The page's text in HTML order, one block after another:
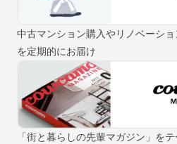
中古マンション購入やリノベーシ
を定期的にお届け
「街と暮らしの先輩マガジン」を